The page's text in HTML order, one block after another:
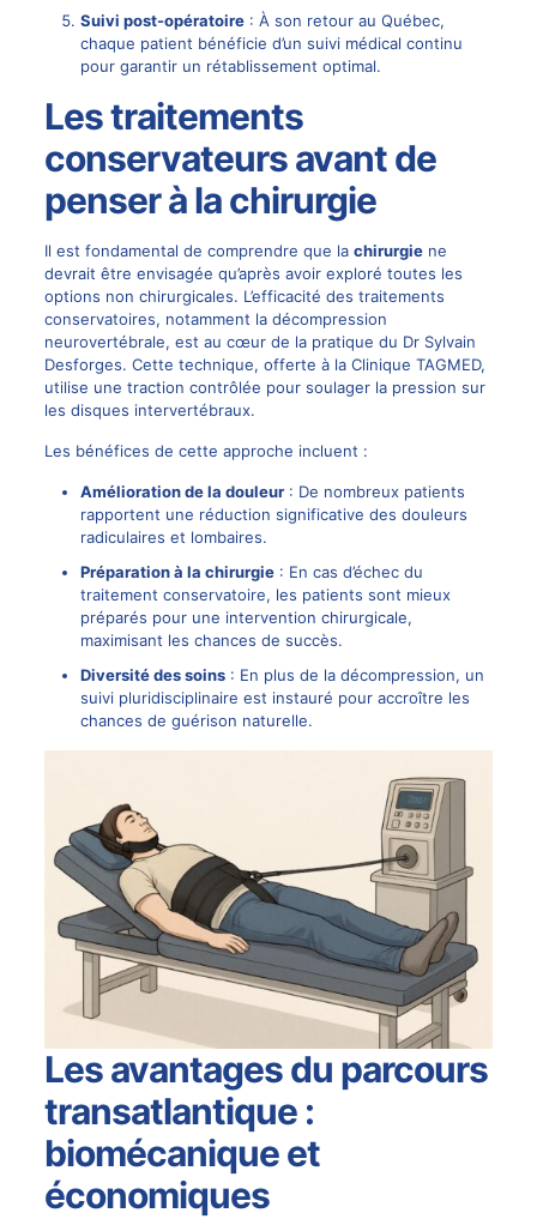
Suivi post-opératoire: À son retour au Québec,
chaque patient bénéficie d’un suivi médical continu
pour garantir un rétablissement optimal.
Les traitements
conservateurs avant de
penser à la chirurgie
Il est fondamental de comprendre que la chirurgiene
devrait être envisagée qu’après avoir exploré toutes les
options non chirurgicales. L’efficacité des traitements
conservatoires, notamment la décompression
neurovertébrale, est au cœur de la pratique du Dr Sylvain
Desforges. Cette technique, offerte à la Clinique TAGMED,
utilise une traction contrôlée pour soulager la pression sur
les disques intervertébraux.
Les bénéfices de cette approche incluent :
Amélioration de la douleur: De nombreux patients
rapportent une réduction significative des douleurs
radiculaires et lombaires.
Préparation à la chirurgie: En cas d’échec du
traitement conservatoire, les patients sont mieux
préparés pour une intervention chirurgicale,
maximisant les chances de succès.
Diversité des soins: En plus de la décompression, un
suivi pluridisciplinaire est instauré pour accroître les
chances de guérison naturelle.
Les avantages du parcours
transatlantique :
biomécanique et
économiques